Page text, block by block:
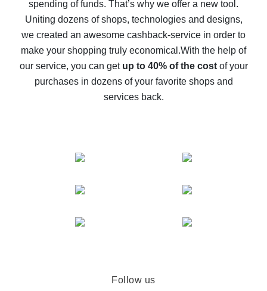
10% cash back on AliExpress - the impossible is
possible
The best cash back on AliExpress - how to find it
The best cash back service for AliExpress - let's
compare offers
spending of funds. That’s why we offer a new tool.
Uniting dozens of shops, technologies and designs,
we created an awesome cashback-service in order to
make your shopping truly economical.With the help of
our service, you can get up to 40% of the costof your
purchases in dozens of your favorite shops and
services back.
Follow us